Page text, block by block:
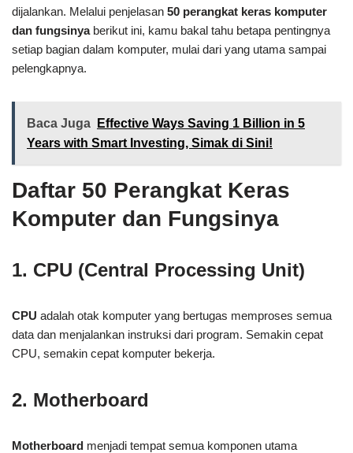
dijalankan. Melalui penjelasan 50 perangkat keras komputer
dan fungsinyaberikut ini, kamu bakal tahu betapa pentingnya
setiap bagian dalam komputer, mulai dari yang utama sampai
pelengkapnya.
Baca Juga
Effective Ways Saving 1 Billion in 5
Years with Smart Investing, Simak di Sini!
Daftar 50 Perangkat Keras
Komputer dan Fungsinya
1. CPU (Central Processing Unit)
CPU adalah otak komputer yang bertugas memproses semua
data dan menjalankan instruksi dari program. Semakin cepat
CPU, semakin cepat komputer bekerja.
2. Motherboard
Motherboard menjadi tempat semua komponen utama